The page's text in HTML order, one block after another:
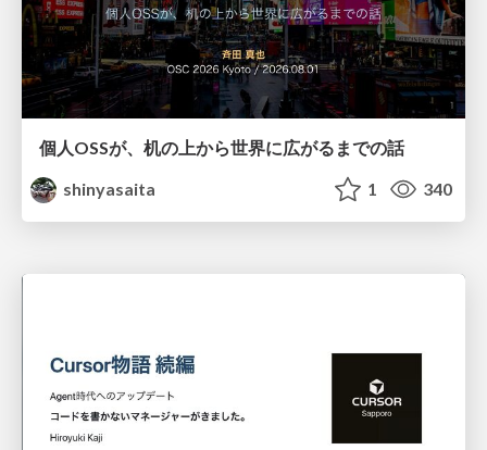
個人OSSが、机の上から世界に広がるまでの話
shinyasaita
1 340